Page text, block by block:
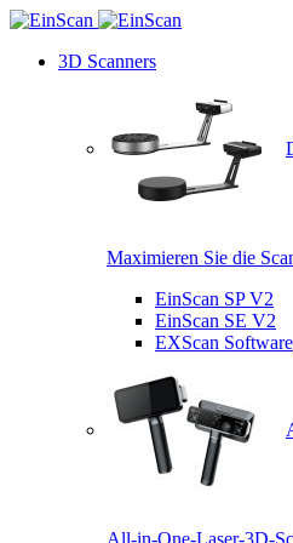
3D Scanners
Maximieren Sie die
EinScan SP V2
EinScan SE V2
EXScan Software
All-in-One-Laser-3D-